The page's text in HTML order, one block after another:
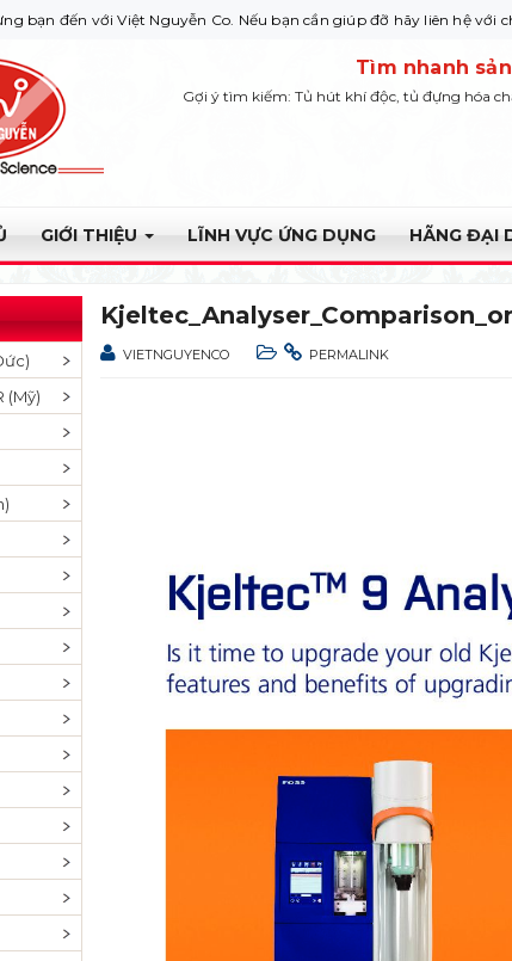
với Việt Nguyễn Co. Nếu bạn cần giúp đỡ hãy liên hệ với chúng tôi
Tìm nhanh
Gợi ý tìm kiếm: Tủ hút khí độc, tủ đựng hóa
GIỚI THIỆU LĨNH VỰC ỨNG DỤNG HÃNG ĐẠI
(Mỹ)
VIETNGUYENCO PERMALINK